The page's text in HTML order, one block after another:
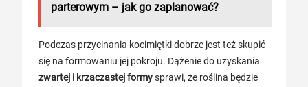
parterowym – jak go zaplanować?
Podczas przycinania kocimiętki dobrze jest też skupić
się na formowaniu jej pokroju. Dążenie do uzyskania
zwartej i krzaczastej formysprawi, że roślina będzie